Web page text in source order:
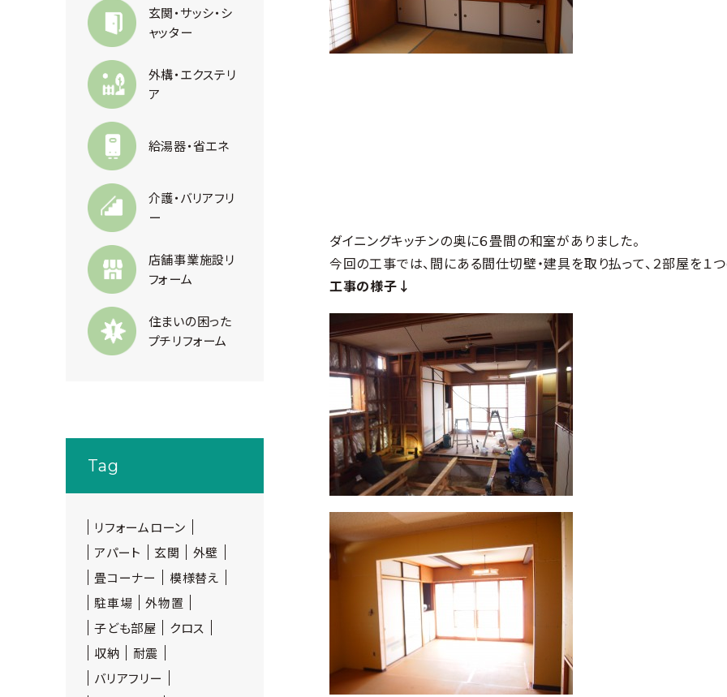
ダイニングキッチンの奥に６畳間の和室がありました。
今回の工事では、間にある間仕切壁・建具を取り払って、２部屋を１
工事の様子↓
玄関・サッシ・シ
ャッター
外構・エクステリ
ア
給湯器・省エネ
介護・バリアフリ
ー
店舗事業施設リ
フォーム
住まいの困った
プチリフォーム
Tag
リフォームローン
アパート
玄関
外壁
畳コーナー
模様替え
駐車場
外物置
子ども部屋
クロス
収納
耐震
バリアフリー